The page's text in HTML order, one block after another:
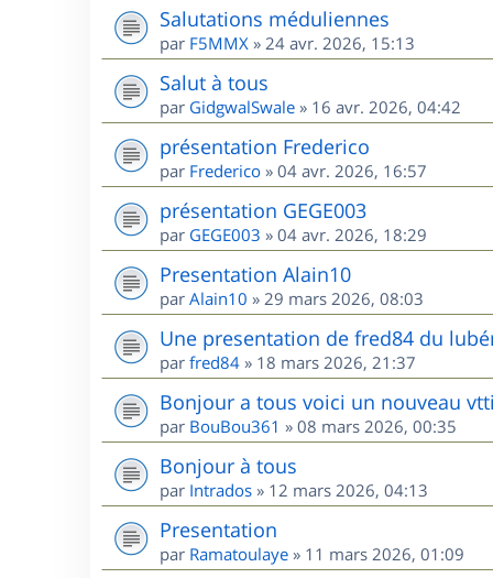
Salutations méduliennes
par F5MMX » 24 avr. 2026, 15:13
Salut à tous
par GidgwalSwale » 16 avr. 2026, 04:42
présentation Frederico
par Frederico » 04 avr. 2026, 16:57
présentation GEGE003
par GEGE003 » 04 avr. 2026, 18:29
Presentation Alain10
par Alain10 » 29 mars 2026, 08:03
Une presentation de fred84 du
par fred84 » 18 mars 2026, 21:37
Bonjour a tous voici un nouveau
par BouBou361 » 08 mars 2026, 00:35
Bonjour à tous
par Intrados » 12 mars 2026, 04:13
Presentation
par Ramatoulaye » 11 mars 2026, 01:09